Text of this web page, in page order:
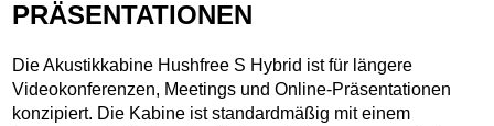
PRÄSENTATIONEN
Die Akustikkabine Hushfree S Hybrid ist für längere
Videokonferenzen, Meetings und Online-Präsentationen
konzipiert. Die Kabine ist standardmäßig mit einem